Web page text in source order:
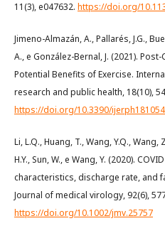
11(3), e047632. https://doi.org/
Jimeno-Almazán, A., Pallarés, J.G.,
A., e González-Bernal, J. (2021).
Potential Benefits of Exercise.
research and public health, 18(10),
https://doi.org/10.3390/
Li, L.Q., Huang, T., Wang, Y.Q., Wang,
H.Y., Sun, W., e Wang, Y. (2020).
characteristics, discharge rate, and
Journal of medical virology, 92(6),
https://doi.org/10.1002/jmv.25757